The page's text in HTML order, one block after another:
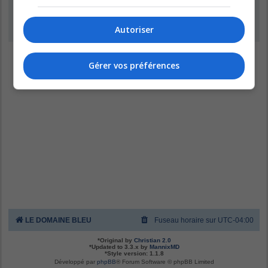
Inscription
LE DOMAINE BLEU Fuseau horaire sur UTC-04:00
*Original by Christian 2.0
*Updated to 3.3.x by MannixMD
*Style version: 1.1.8
Développé par phpBB® Forum Software © phpBB Limited
Autoriser
Gérer vos préférences